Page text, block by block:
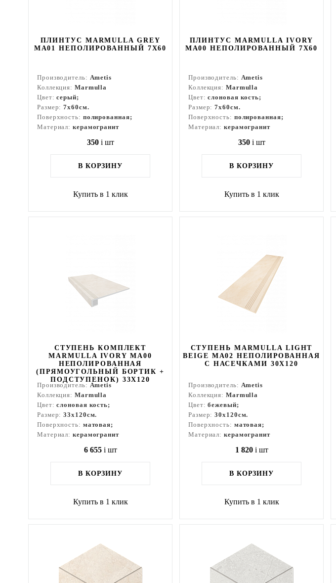
ПЛИНТУС MARMULLA GREY
MA01 НЕПОЛИРОВАННЫЙ 7X60
Производитель: Ametis
Коллекция: Marmulla
Цвет:серый;
Размер:7x60см.
Поверхность: полированная;
Материал: керамогранит
350 i шт
В КОРЗИНУ
Купить в 1 клик
ПЛИНТУС MARMULLA IVORY
MA00 НЕПОЛИРОВАННЫЙ 7X60
Производитель: Ametis
Коллекция: Marmulla
Цвет:слоновая кость;
Размер:7x60см.
Поверхность: полированная;
Материал: керамогранит
350 i шт
В КОРЗИНУ
Купить в 1 клик
СТУПЕНЬ КОМПЛЕКТ
MARMULLA IVORY MA00
НЕПОЛИРОВАННАЯ
(ПРЯМОУГОЛЬНЫЙ БОРТИК +
ПОДСТУПЕНОК) 33X120
Производитель: Ametis
Коллекция: Marmulla
Цвет:слоновая кость;
Размер:33x120см.
Поверхность: матовая;
Материал: керамогранит
6 655 i шт
В КОРЗИНУ
Купить в 1 клик
СТУПЕНЬ MARMULLA LIGHT
BEIGE MA02 НЕПОЛИРОВАННАЯ
С НАСЕЧКАМИ 30X120
Производитель: Ametis
Коллекция: Marmulla
Цвет:бежевый;
Размер:30x120см.
Поверхность: матовая;
Материал: керамогранит
1 820 i шт
В КОРЗИНУ
Купить в 1 клик